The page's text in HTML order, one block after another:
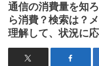
通信の消費量を知
ら消費？検索は？
理解して、状況に